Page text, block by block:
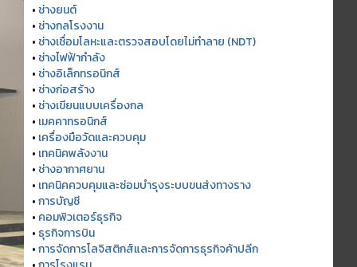
• ช่างยนต์
• ช่างกลโรงงาน
• ช่างเชื่อมโลหะและตรวจสอบโดยไม่ทำลาย (NDT)
• ช่างไฟฟ้ากำลัง
• ช่างอิเล็กทรอนิกส์
• ช่างก่อสร้าง
• ช่างเขียนแบบเครื่องกล
• เมคคาทรอนิกส์
• เครื่องมือวัดและควบคุม
• เทคนิคพลังงาน
• ช่างอากาศยาน
• เทคนิคควบคุมและซ่อมบำรุงระบบขนส่งทางราง
•การบัญชี
• คอมพิวเตอร์ธุรกิจ
• ธุรกิจการบิน
•การจัดการโลจิสติกส์และการจัดการธุรกิจค้าปลีก